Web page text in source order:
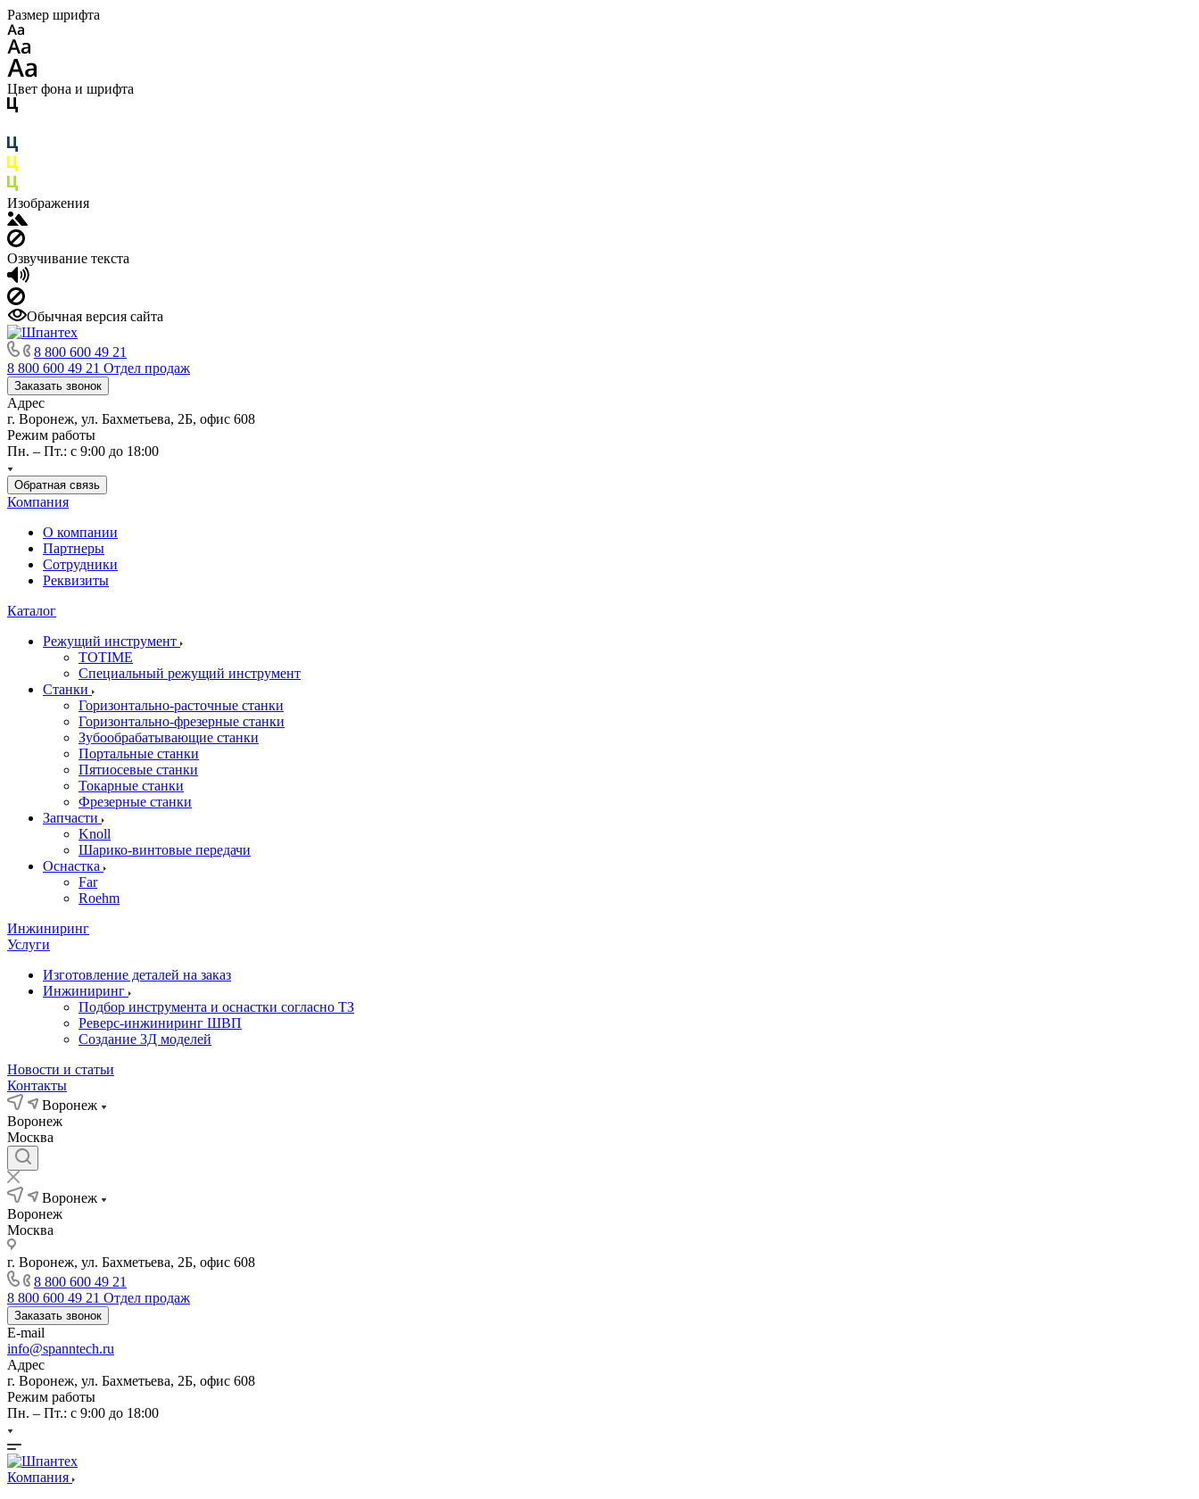
Размер шрифта
Цвет фона и шрифта
Изображения
Озвучивание текста
Обычная версия сайта
8 800 600 49 21
8 800 600 49 21 Отдел продаж
Заказать звонок
Адрес
г. Воронеж, ул. Бахметьева, 2Б, офис 608
Режим работы
Пн. – Пт.: с 9:00 до 18:00
Обратная связь
Компания
О компании
Партнеры
Сотрудники
Реквизиты
Каталог
Режущий инструмент
TOTIME
Специальный режущий инструмент
Станки
Горизонтально-расточные станки
Горизонтально-фрезерные станки
Зубообрабатывающие станки
Портальные станки
Пятиосевые станки
Токарные станки
Фрезерные станки
Запчасти
Knoll
Шарико-винтовые передачи
Оснастка
Far
Roehm
Инжиниринг
Услуги
Изготовление деталей на заказ
Инжиниринг
Подбор инструмента и оснастки согласно ТЗ
Реверс-инжиниринг ШВП
Создание 3Д моделей
Новости и статьи
Контакты
Воронеж
Воронеж
Москва
Воронеж
Воронеж
Москва
г. Воронеж, ул. Бахметьева, 2Б, офис 608
8 800 600 49 21
8 800 600 49 21 Отдел продаж
Заказать звонок
E-mail
info@spanntech.ru
Адрес
г. Воронеж, ул. Бахметьева, 2Б, офис 608
Режим работы
Пн. – Пт.: с 9:00 до 18:00
Компания